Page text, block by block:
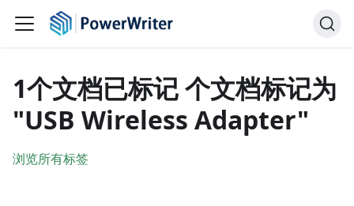
1个文档已标记 个文档标记为
"USB Wireless Adapter"
浏览所有标签